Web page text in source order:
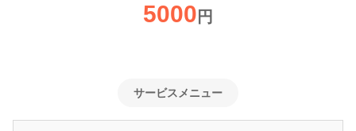
5000 円
サービスメニュー